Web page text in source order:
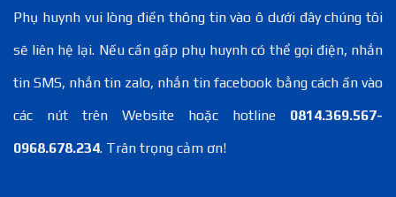
Phụ huynh vui lòng điền thông tin vào ô dưới đây chúng tôi
sẽ liên hệ lại. Nếu cần gấp phụ huynh có thể gọi điện, nhắn
tin SMS, nhắn tin zalo, nhắn tin facebook bằng cách ấn vào
các nút trên Website hoặc hotline 0814.369.567-
0968.678.234. Trân trọng cảm ơn!